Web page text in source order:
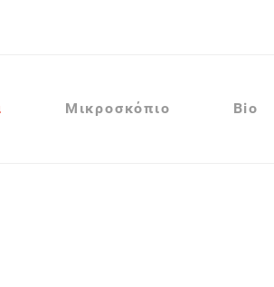
Μικροσκόπιο Bio